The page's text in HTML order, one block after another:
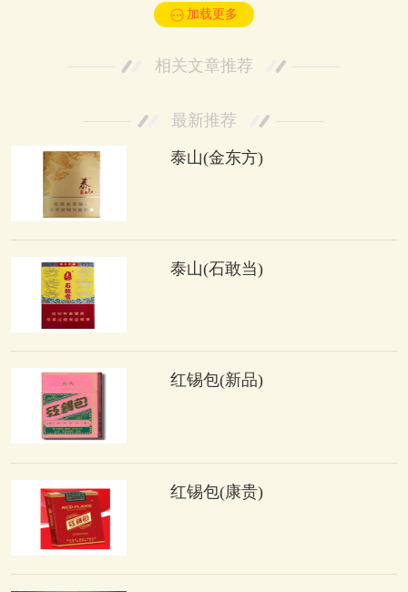
加载更多
相关文章推荐
最新推荐
泰山(金东方)
泰山(石敢当)
红锡包(新品)
红锡包(康贵)